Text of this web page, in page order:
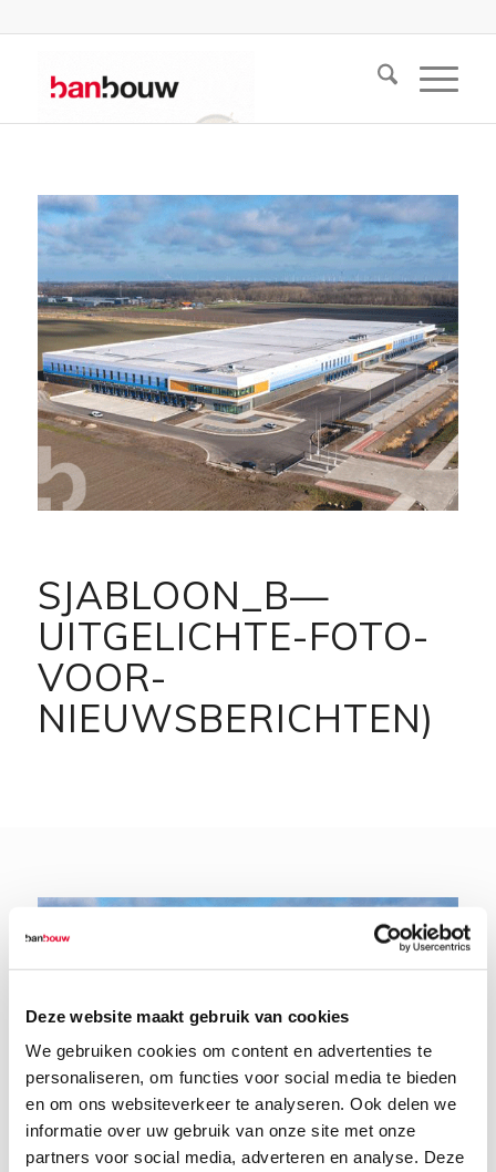
Deze website maakt gebruik van cookies
We gebruiken cookies om content en advertenties te
personaliseren, om functies voor social media te bieden
en om ons websiteverkeer te analyseren. Ook delen we
informatie over uw gebruik van onze site met onze
partners voor social media, adverteren en analyse. Deze
SJABLOON_B—
UITGELICHTE-FOTO-
VOOR-
NIEUWSBERICHTEN)